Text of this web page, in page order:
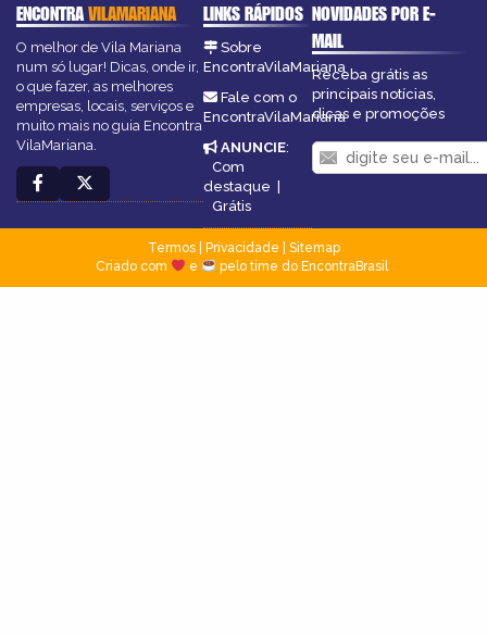
ENCONTRAVILAMARIANA
O melhor de Vila Mariana
num só lugar! Dicas, onde ir,
o que fazer, as melhores
empresas, locais, serviços e
muito mais no guia Encontra
VilaMariana.
LINKS RÁPIDOS
Sobre
EncontraVilaMariana
Fale com o
EncontraVilaMariana
ANUNCIE:
Com
destaque |
Grátis
NOVIDADES POR E-
MAIL
Receba grátis as
principais notícias,
dicas e promoções
Termos| Privacidade
Sitemap
Criado com
e pelo time do EncontraBrasil